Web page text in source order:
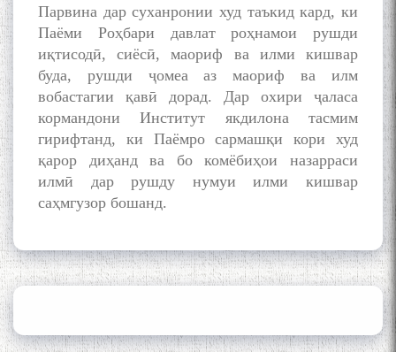
Парвина дар суханронии худ таъкид кард, ки
Паёми Роҳбари давлат роҳнамои рушди
иқтисодӣ, сиёсӣ, маориф ва илми кишвар
буда, рушди ҷомеа аз маориф ва илм
вобастагии қавӣ дорад. Дар охири ҷаласа
кормандони Институт якдилона тасмим
гирифтанд, ки Паёмро сармашқи кори худ
қарор диҳанд ва бо комёбиҳои назарраси
илмӣ дар рушду нумуи илми кишвар
саҳмгузор бошанд.
Сайри Дарвоз бо Мӯъмин
Қаноат: Чанор ҳам "гап"
мезанад
ШАРҲИ МУЛОҚОТ БО АҲЛИ
АКАДЕМИЯИ МИЛЛИИ
ИЛМҲОИ ТОҶИКИСТОН